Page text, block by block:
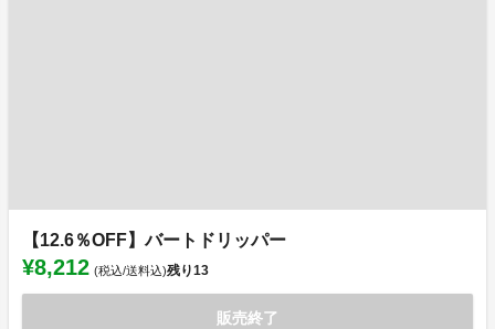
【12.6％OFF】バートドリッパー
¥8,212 (税込/送料込)残り13
販売終了